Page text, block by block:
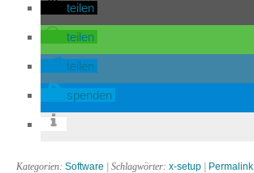
teilen
teilen
teilen
spenden
Kategorien: Software | Schlagwörter: x-setup Permalink